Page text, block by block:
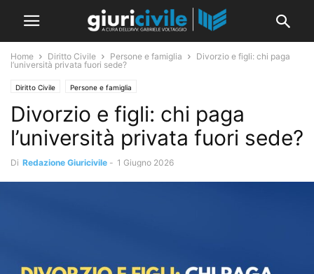
Home Diritto Civile Persone e famiglia
Divorzio e figli: chi paga
l’università privata fuori sede?
Diritto Civile Persone e famiglia
Divorzio e figli: chi paga
l’università privata fuori sede?
Di Redazione Giuricivile - 1 Giugno 2026